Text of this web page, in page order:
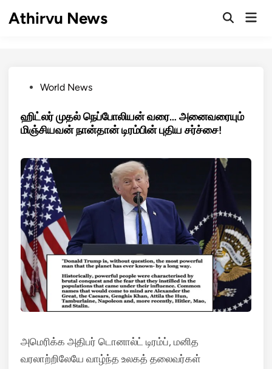
Athirvu News
OpenMain
PostedWorld News
ஹிட்லர் முதல் நெப்போலியன் வரை… அனைவரையும்
மிஞ்சியவன் நான்தான் டிரம்பின் புதிய சர்ச்சை!
அமெரிக்க அதிபர் டொனால்ட் டிரம்ப், மனித
வரலாற்றிலேயே வாழ்ந்த உலகத் தலைவர்கள்